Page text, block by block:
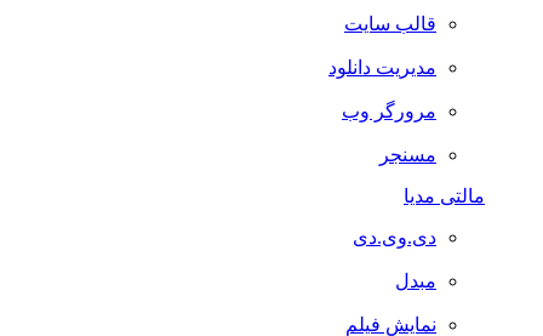
قالب سایت
مدیریت دانلود
مرورگر وب
مسنجر
مالتی مدیا
دی.وی.دی
مبدل
نمایش فیلم